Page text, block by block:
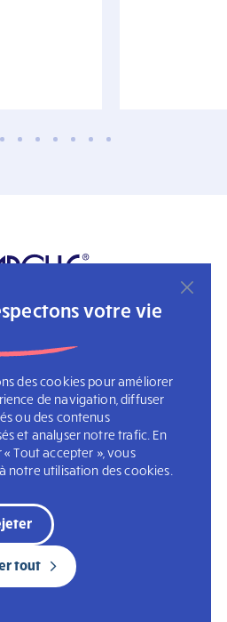
votre vie
des cookies pour améliorer
de navigation, diffuser
ou des contenus
et analyser notre trafic. En
« Tout accepter », vous
notre utilisation des cookies.
tout
Montréal. Tous droits réservés